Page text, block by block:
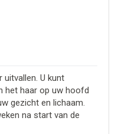
uitvallen. U kunt
het haar op uw hoofd
gezicht en lichaam.
na start van de